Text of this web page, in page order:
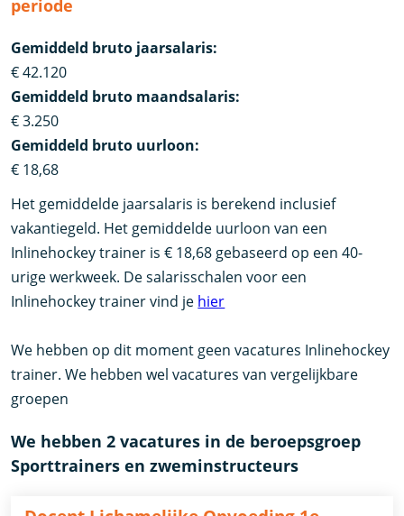
periode
Gemiddeld bruto jaarsalaris:
€ 42.120
Gemiddeld bruto maandsalaris:
€ 3.250
Gemiddeld bruto uurloon:
€ 18,68
Het gemiddelde jaarsalaris is berekend inclusief
vakantiegeld. Het gemiddelde uurloon van een
Inlinehockey trainer is € 18,68 gebaseerd op een 40-
urige werkweek. De salarisschalen voor een
Inlinehockey trainer vind je hier
We hebben op dit moment geen vacatures Inlinehockey
trainer. We hebben wel vacatures van vergelijkbare
groepen
We hebben 2 vacatures in de beroepsgroep
Sporttrainers en zweminstructeurs